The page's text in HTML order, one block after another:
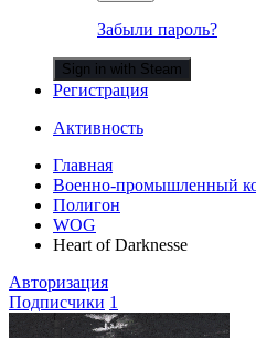
Забыли пароль?
Sign in with Steam
Регистрация
Активность
Главная
Военно-промышленный
Полигон
WOG
Heart of Darknesse
Авторизация
Подписчики 1